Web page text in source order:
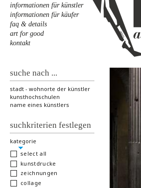
informationen für künstler
informationen für käufer
faq & details
art for good
kontakt
suche nach ...
stadt - wohnorte der künstler
kunsthochschulen
name eines künstlers
suchkriterien festlegen
hide
kategorie
select all
kunstdrucke
zeichnungen
collage